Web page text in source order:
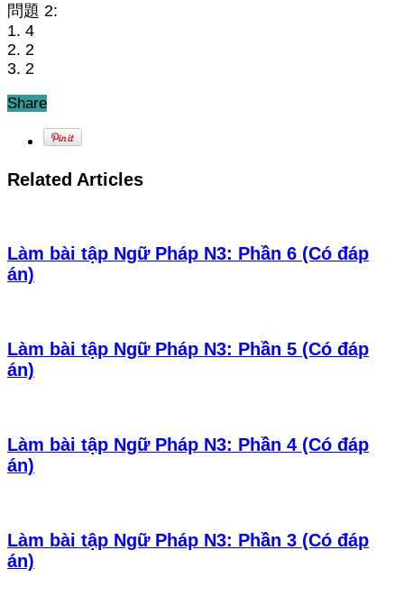
問題 2:
1. 4
2. 2
3. 2
Share
Related Articles
Làm bài tập Ngữ Pháp N3: Phần 6 (Có đáp
án)
Làm bài tập Ngữ Pháp N3: Phần 5 (Có đáp
án)
Làm bài tập Ngữ Pháp N3: Phần 4 (Có đáp
án)
Làm bài tập Ngữ Pháp N3: Phần 3 (Có đáp
án)